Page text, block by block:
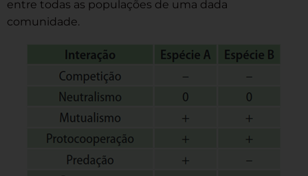
entre todas as populações de uma dada
comunidade.